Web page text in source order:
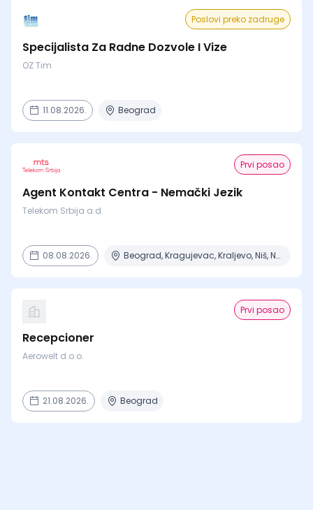
Poslovi preko zadruge
Specijalista Za Radne Dozvole I Vize
OZ Tim
11.08.2026. Beograd
Prvi posao
Agent Kontakt Centra - Nemački Jezik
Telekom Srbija a.d.
08.08.2026. Beograd, Kragujevac, Kraljevo, Niš, Novi Sad + 2 mesta
Prvi posao
Recepcioner
Aerowelt d.o.o.
21.08.2026. Beograd